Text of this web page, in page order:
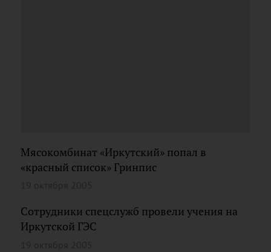
Мясокомбинат «Иркутский» попал в
«красный список» Гринпис
Сотрудники спецслужб провели учения на
Иркутской ГЭС